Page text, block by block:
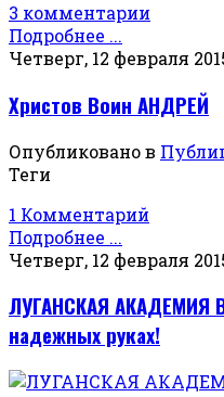
3 комментарии
Подробнее ...
Четверг, 12 февраля
Христов Воин АНДРЕЙ
Опубликовано в
Теги
1 Комментарий
Подробнее ...
Четверг, 12 февраля
ЛУГАНСКАЯ АКАДЕМИЯ
надежных руках!